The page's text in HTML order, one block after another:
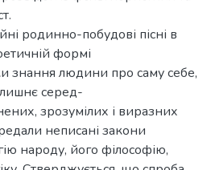
родинно-побудові пісні в
формі
знання людини про саму себе,
серед-
зрозумілих і виразних
неписані закони
народу, його філософію,